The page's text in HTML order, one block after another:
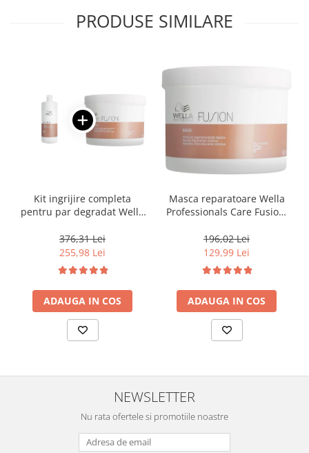
PRODUSE SIMILARE
Kit ingrijire completa
pentru par degradat Wella
Salon Size
376,31 Lei
255,98 Lei
ADAUGA IN COS
Masca reparatoare Wella
Professionals Care Fusion,
196,02 Lei
129,99 Lei
ADAUGA IN COS
NEWSLETTER
Nu rata ofertele si promotiile noastre